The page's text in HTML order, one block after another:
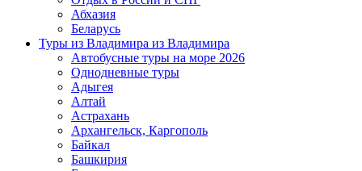
Абхазия
Беларусь
Туры из Владимира из Владимира
Автобусные туры на море 2026
Однодневные туры
Адыгея
Алтай
Астрахань
Архангельск, Каргополь
Байкал
Башкирия